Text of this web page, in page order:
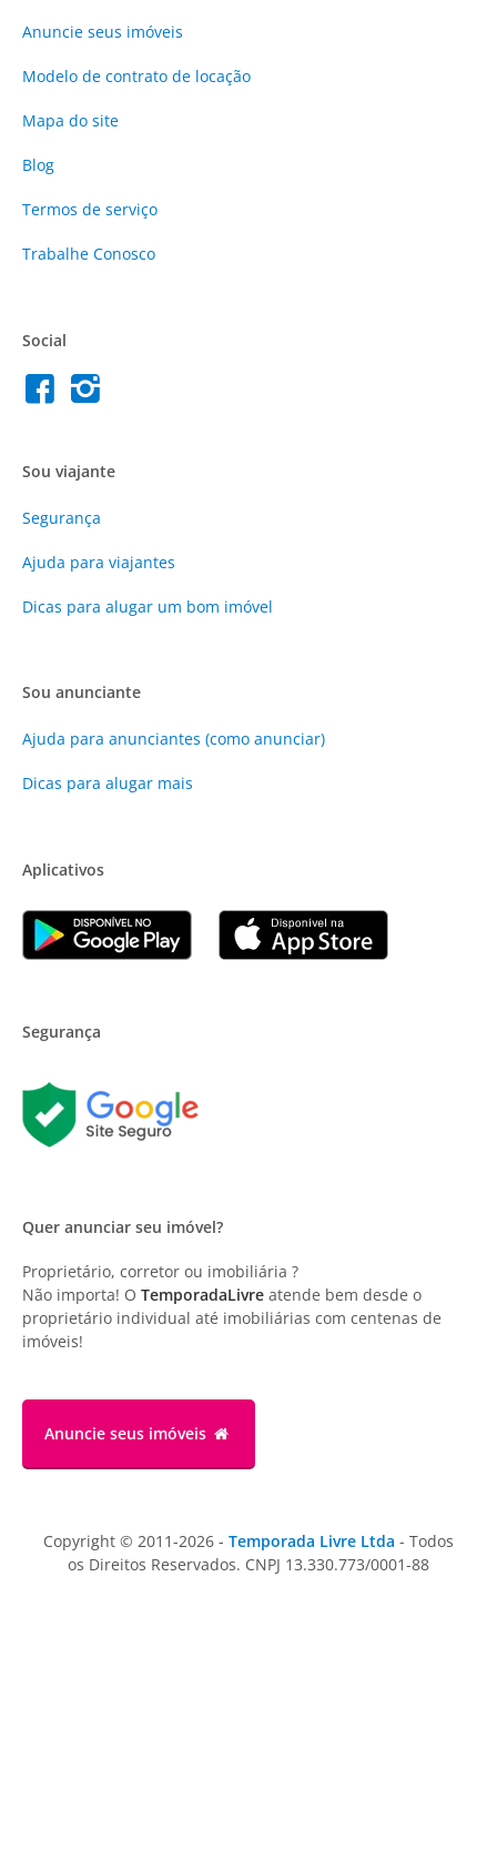
Anuncie seus imóveis
Modelo de contrato de locação
Mapa do site
Blog
Termos de serviço
Trabalhe Conosco
Social
Sou viajante
Segurança
Ajuda para viajantes
Dicas para alugar um bom imóvel
Sou anunciante
Ajuda para anunciantes (como anunciar)
Dicas para alugar mais
Aplicativos
Segurança
Quer anunciar seu imóvel?
Proprietário, corretor ou imobiliária ?
Não importa! O TemporadaLivre atende bem desde o
proprietário individual até imobiliárias com centenas de
imóveis!
Anuncie seus imóveis
Copyright © 2011-2026 - Temporada Livre Ltda - Todos
os Direitos Reservados. CNPJ 13.330.773/0001-88